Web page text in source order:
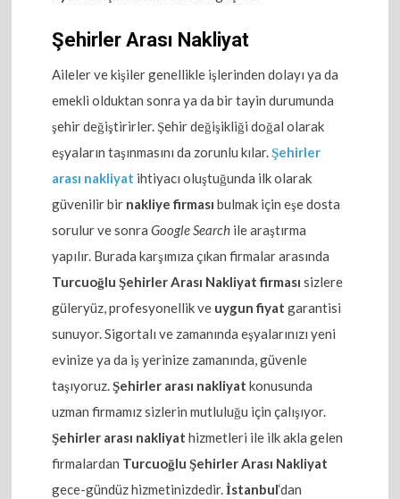
Şehirler Arası Nakliyat
Aileler ve kişiler genellikle işlerinden dolayı ya da
emekli olduktan sonra ya da bir tayin durumunda
şehir değiştirirler. Şehir değişikliği doğal olarak
eşyaların taşınmasını da zorunlu kılar.Şehirler
arası nakliyat ihtiyacı oluştuğunda ilk olarak
güvenilir bir nakliye firması bulmak için eşe dosta
sorulur ve sonraGoogle Search ile araştırma
yapılır. Burada karşımıza çıkan firmalar arasında
Turcuoğlu Şehirler Arası Nakliyat firması sizlere
güleryüz, profesyonellik ve uygun fiyat garantisi
sunuyor. Sigortalı ve zamanında eşyalarınızı yeni
evinize ya da iş yerinize zamanında, güvenle
taşıyoruz.Şehirler arası nakliyat konusunda
uzman firmamız sizlerin mutluluğu için çalışıyor.
Şehirler arası nakliyat hizmetleri ile ilk akla gelen
firmalardan Turcuoğlu Şehirler Arası Nakliyat
gece-gündüz hizmetinizdedir.İstanbul‘dan